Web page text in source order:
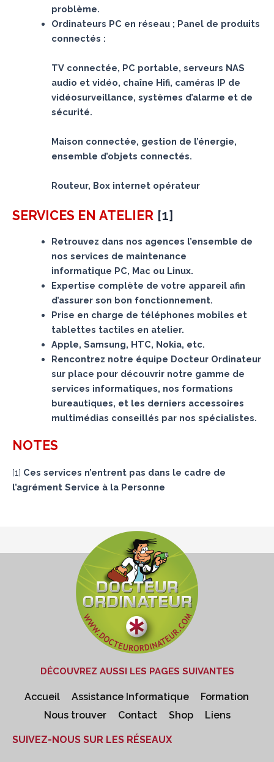
problème.
Ordinateurs PC en réseau ; Panel de produits
connectés :
TV connectée, PC portable, serveurs NAS
audio et vidéo, chaîne Hifi, caméras IP de
vidéosurveillance, systèmes d’alarme et de
sécurité.
Maison connectée, gestion de l’énergie,
ensemble d’objets connectés.
Routeur, Box internet opérateur
SERVICES EN ATELIER [1]
Retrouvez dans nos agences l’ensemble de
nos services de maintenance
informatique PC, Mac ou Linux.
Expertise complète de votre appareil afin
d’assurer son bon fonctionnement.
Prise en charge de téléphones mobiles et
tablettes tactiles en atelier.
Apple, Samsung, HTC, Nokia, etc.
Rencontrez notre équipe Docteur Ordinateur
sur place pour découvrir notre gamme de
services informatiques, nos formations
bureautiques, et les derniers accessoires
multimédias conseillés par nos spécialistes.
NOTES
[1] Ces services n’entrent pas dans le cadre de
l’agrément Service à la Personne
DÉCOUVREZ AUSSI LES PAGES SUIVANTES
Accueil Assistance Informatique
Formation
Nous trouver
Contact Shop Liens
SUIVEZ-NOUS SUR LES RÉSEAUX